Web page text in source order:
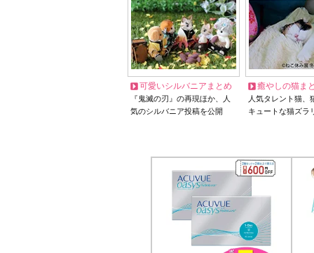
可愛いシルバニアまとめ
『鬼滅の刃』の再現ほか、人
気のシルバニア投稿を公開
癒やしの猫ま
人気タレント猫
キュートな猫ズラ